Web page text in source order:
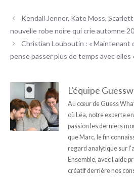
Kendall Jenner, Kate Moss,
nouvelle robe noire qui crie automne
Christian Louboutin : « Maintenant
pense passer plus de temps avec elles
L'équipe
Au cœur de Guess
où Léa, notre experte
passion les derniers
que Marc, le fin
regard analytique sur
Ensemble, avec l'aide
créatif derrière nos